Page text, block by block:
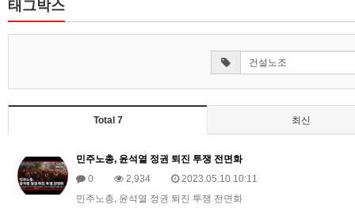
태그박스
Total 7 최신
민주노총, 윤석열 정권 퇴진 투쟁 전면화
0
2,934
2023.05.10 10:11
민주노총, 윤석열 정권 퇴진 투쟁 전면화